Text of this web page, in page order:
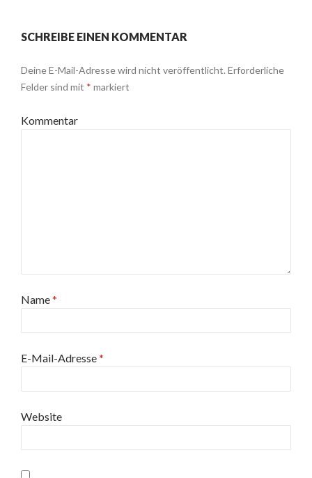
SCHREIBE EINEN KOMMENTAR
Deine E-Mail-Adresse wird nicht veröffentlicht. Erforderliche
Felder sind mit * markiert
Kommentar
Name*
E-Mail-Adresse*
Website